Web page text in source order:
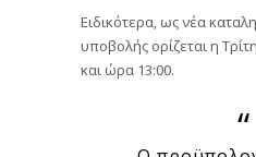
Ειδικότερα, ως νέα
υποβολής ορίζεται η
και ώρα 13:00.